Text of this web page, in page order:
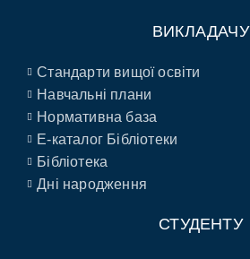
ВИКЛАДАЧУ
Стандарти вищої освіти
Навчальні плани
Нормативна база
E-каталог Бібліотеки
Бібліотека
Дні народження
СТУДЕНТУ